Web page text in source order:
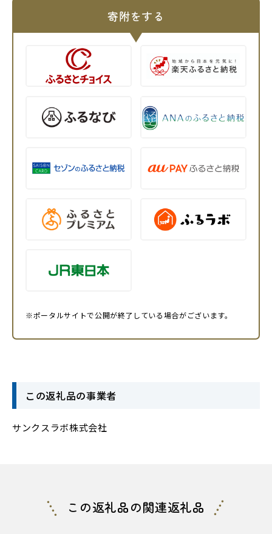
寄附をする
※ポータルサイトで公開が終了している場合がございます。
この返礼品の事業者
サンクスラボ株式会社
この返礼品の関連返礼品